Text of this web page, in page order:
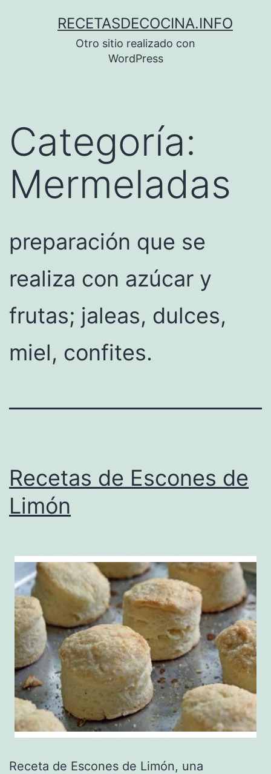
RECETASDECOCINA.INFO
Otro sitio realizado con
WordPress
Categoría:
Mermeladas
preparación que se
realiza con azúcar y
frutas; jaleas, dulces,
miel, confites.
Recetas de Escones de
Limón
Receta de Escones de Limón, una